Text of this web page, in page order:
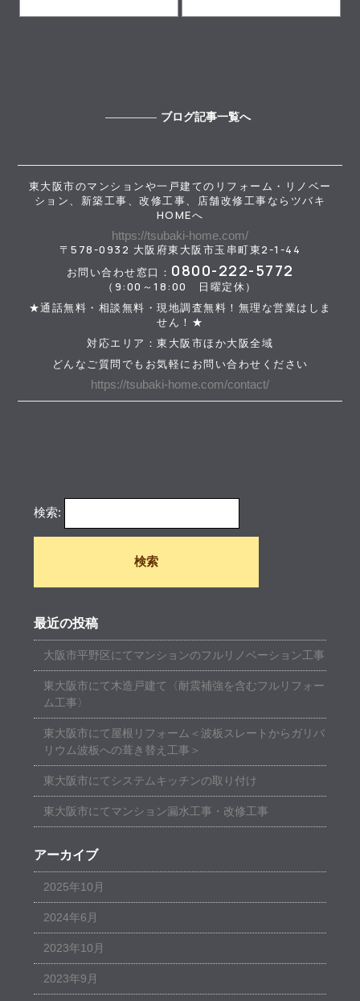
ブログ記事一覧へ
東大阪市のマンションや一戸建てのリフォーム・リノベー
ション、新築工事、改修工事、店舗改修工事ならツバキ
HOMEへ
https://tsubaki-home.com/
〒578-0932 大阪府東大阪市玉串町東2-1-44
お問い合わせ窓口： 0800-222-5772
（9:00～18:00 日曜定休）
★通話無料・相談無料・現地調査無料！無理な営業はしま
せん！★
対応エリア：東大阪市ほか大阪全域
どんなご質問でもお気軽にお問い合わせください
https://tsubaki-home.com/contact/
検索:
最近の投稿
大阪市平野区にてマンションのフルリノベーション工事
東大阪市にて木造戸建て〈耐震補強を含むフルリフォー
ム工事〉
東大阪市にて屋根リフォーム＜波板スレートからガリバ
リウム波板への葺き替え工事＞
東大阪市にてシステムキッチンの取り付け
東大阪市にてマンション漏水工事・改修工事
アーカイブ
2025年10月
2024年6月
2023年10月
2023年9月